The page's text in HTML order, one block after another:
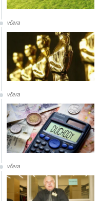
včera
včera
včera